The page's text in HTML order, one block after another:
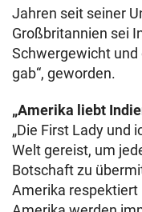
Jahren seit seiner
Großbritannien sei
Schwergewicht und
gab“, geworden.
„Amerika liebt
„Die First Lady und
Welt gereist, um
Botschaft zu
Amerika respektiert